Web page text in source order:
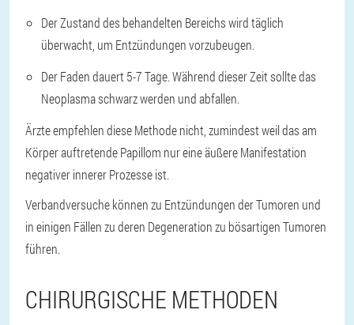
Der Zustand des behandelten Bereichs wird täglich
überwacht, um Entzündungen vorzubeugen.
Der Faden dauert 5-7 Tage. Während dieser Zeit sollte das
Neoplasma schwarz werden und abfallen.
Ärzte empfehlen diese Methode nicht, zumindest weil das am
Körper auftretende Papillom nur eine äußere Manifestation
negativer innerer Prozesse ist.
Verbandversuche können zu Entzündungen der Tumoren und
in einigen Fällen zu deren Degeneration zu bösartigen Tumoren
führen.
CHIRURGISCHE METHODEN